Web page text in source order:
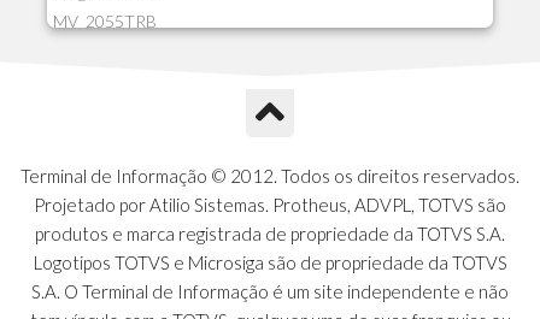
MV_2055TRB
MV_2GNOINC
MV_320SLD
MV_325PMDA
MV_330ATCM
MV_340LOCK
MV_3DUPREF
Terminal de Informação © 2012. Todos os direitos reservados.
Projetado por Atilio Sistemas. Protheus, ADVPL, TOTVS são
produtos e marca registrada de propriedade da TOTVS S.A.
Logotipos TOTVS e Microsiga são de propriedade da TOTVS
S.A. O Terminal de Informação é um site independente e não